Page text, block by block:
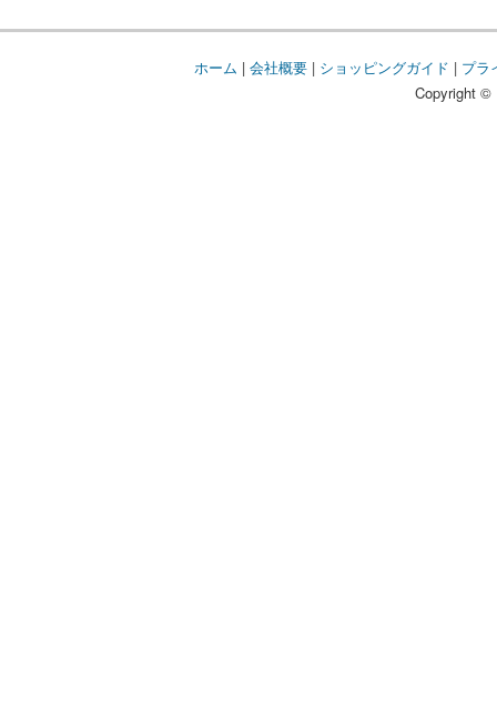
ホーム | 会社概要| ショッピングガイド | プラ
Copyright ©